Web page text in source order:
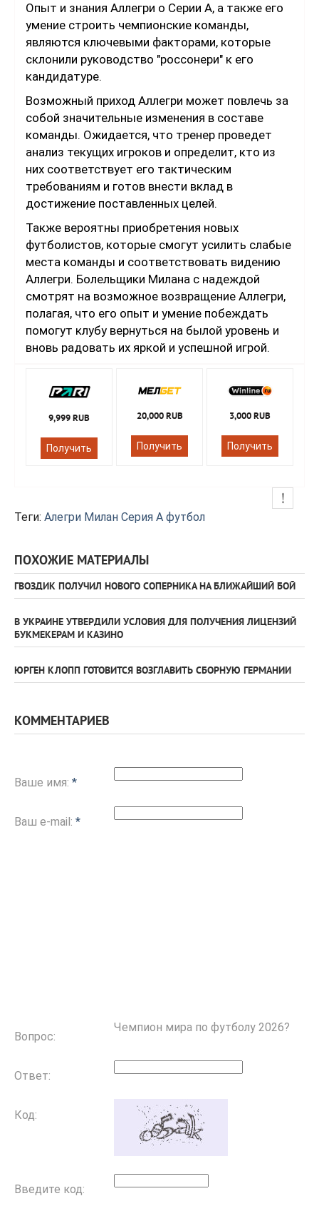
Опыт и знания Аллегри о Серии А, а также его
умение строить чемпионские команды,
являются ключевыми факторами, которые
склонили руководство "россонери" к его
кандидатуре.
Возможный приход Аллегри может повлечь за
собой значительные изменения в составе
команды. Ожидается, что тренер проведет
анализ текущих игроков и определит, кто из
них соответствует его тактическим
требованиям и готов внести вклад в
достижение поставленных целей.
Также вероятны приобретения новых
футболистов, которые смогут усилить слабые
места команды и соответствовать видению
Аллегри. Болельщики Милана с надеждой
смотрят на возможное возвращение Аллегри,
полагая, что его опыт и умение побеждать
помогут клубу вернуться на былой уровень и
вновь радовать их яркой и успешной игрой.
9,999 RUB
Получить
20,000 RUB
Получить
3,000 RUB
Получить
Теги: Алегри Милан Серия А футбол
ПОХОЖИЕ МАТЕРИАЛЫ
ГВОЗДИК ПОЛУЧИЛ НОВОГО СОПЕРНИКА НА БЛИЖАЙШИЙ БОЙ
В УКРАИНЕ УТВЕРДИЛИ УСЛОВИЯ ДЛЯ ПОЛУЧЕНИЯ ЛИЦЕНЗИЙ
БУКМЕКЕРАМ И КАЗИНО
ЮРГЕН КЛОПП ГОТОВИТСЯ ВОЗГЛАВИТЬ СБОРНУЮ ГЕРМАНИИ
КОММЕНТАРИЕВ
Ваше имя: *
Ваш e-mail: *
Вопрос:
Чемпион мира по футболу 2026?
Ответ:
Код:
Введите код: